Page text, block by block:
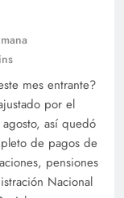
mes entrante?
por el
así quedó
de pagos de
pensiones
Nacional